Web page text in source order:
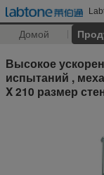
Домой
Высокое
испытаний ,
X 210 размер